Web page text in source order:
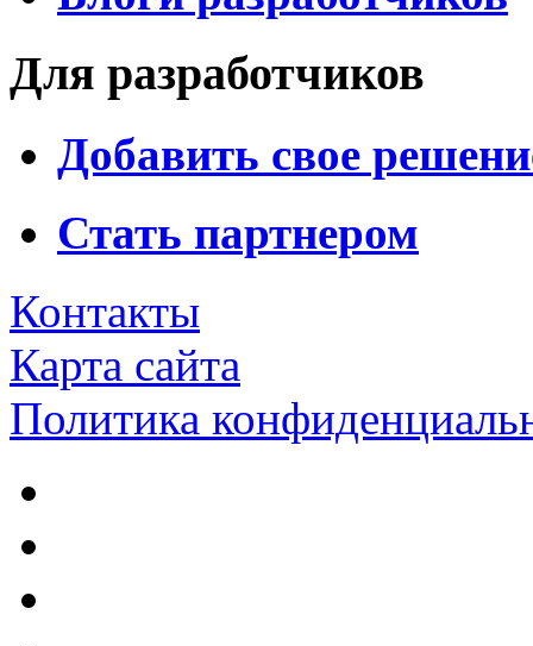
Для разработчиков
Добавить свое
Стать партнером
Контакты
Карта сайта
Политика